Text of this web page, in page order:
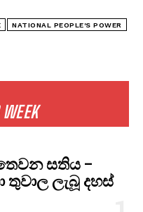
සතිය –
තුවාල ලැබූ දහස්
NATIONAL PEOPLE'S POWER